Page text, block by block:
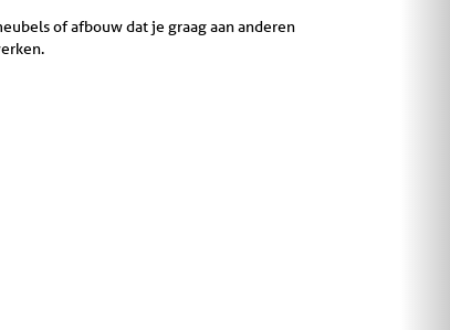
of afbouw dat je graag aan anderen